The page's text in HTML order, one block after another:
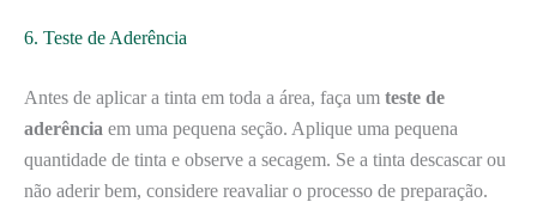
6. Teste de Aderência
Antes de aplicar a tinta em toda a área, faça um teste de
aderência em uma pequena seção. Aplique uma pequena
quantidade de tinta e observe a secagem. Se a tinta descascar ou
não aderir bem, considere reavaliar o processo de preparação.